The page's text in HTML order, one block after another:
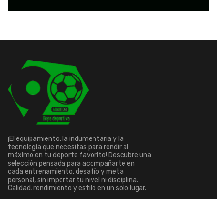
¡El equipamiento, la indumentaria y la
tecnología que necesitas para rendir al
máximo en tu deporte favorito! Descubre una
selección pensada para acompañarte en
cada entrenamiento, desafío y meta
personal, sin importar tu nivel ni disciplina.
Calidad, rendimiento y estilo en un solo lugar.